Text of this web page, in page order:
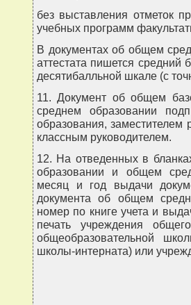
без выставления отметок
учебных программ
В документах об общем
аттестата пишется средний
десятибалльной шкале (с
11. Документ об общем
среднем образовании
образования, заместителем
классным руководителем.
12. На отведенных в
образовании и общем
месяц и год выдачи
документа об общем
номер по книге учета и
печать учреждения
общеобразовательной
школы-интерната) или